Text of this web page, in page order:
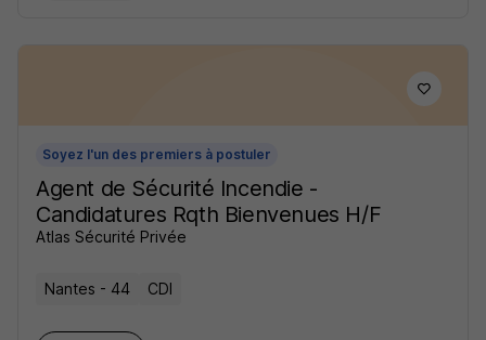
Soyez l'un des premiers à postuler
Agent de Sécurité Incendie -
Candidatures Rqth Bienvenues H/F
Atlas Sécurité Privée
Nantes - 44 CDI